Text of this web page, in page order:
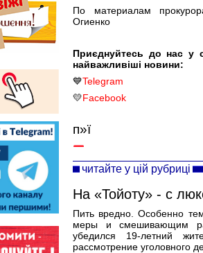
По материалам
Огиенко
Приєднуйтесь до нас у
найважливіші новини:
💙Telegram
💛Facebook
п»ї
читайте у цій рубриці
На «Тойоту» - с
Пить вредно. Особенно
меры и смешивающим
убедился 19-летний
рассмотрение уголовного